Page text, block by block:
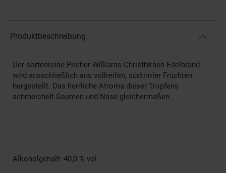
Produktbeschreibung
Der sortenreine Pircher Williams-Christbirnen-Edelbrand
wird ausschließlich aus vollreifen, südtiroler Früchten
hergestellt. Das herrliche Atroma dieser Tropfens
schmeichelt Gaumen und Nase gleichermaßen.
Alkoholgehalt: 40,0 % vol